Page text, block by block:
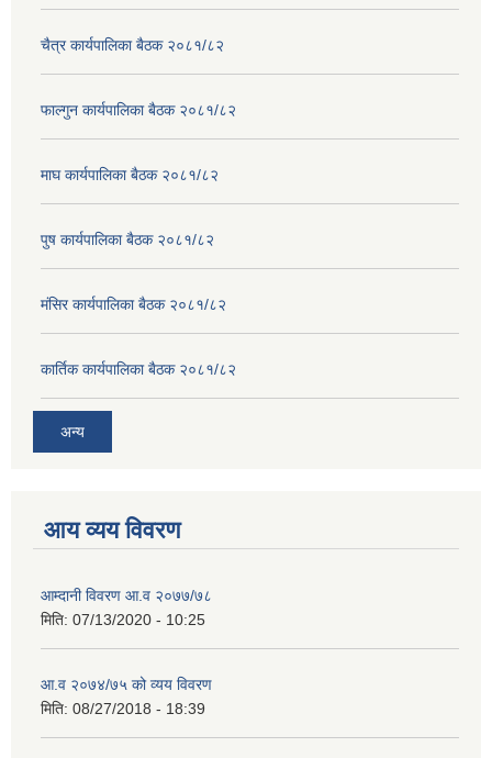
चैत्र कार्यपालिका बैठक २०८१/८२
फाल्गुन कार्यपालिका बैठक २०८१/८२
माघ कार्यपालिका बैठक २०८१/८२
पुष कार्यपालिका बैठक २०८१/८२
मंसिर कार्यपालिका बैठक २०८१/८२
कार्तिक कार्यपालिका बैठक २०८१/८२
अन्य
आय व्यय विवरण
आम्दानी विवरण आ.व २०७७/७८
मिति: 07/13/2020 - 10:25
आ.व २०७४/७५ को व्यय विवरण
मिति: 08/27/2018 - 18:39